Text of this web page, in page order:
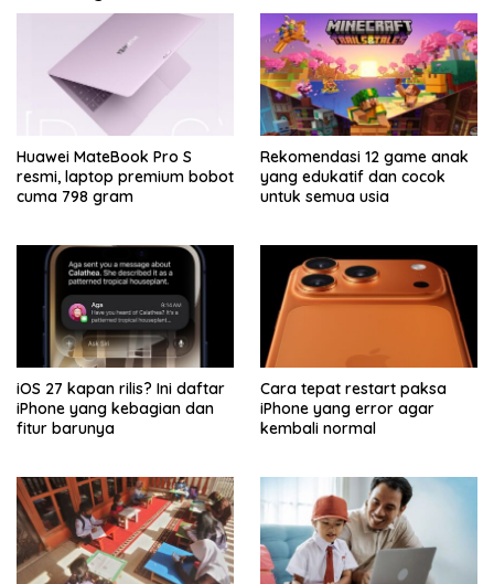
Huawei MateBook Pro S
resmi, laptop premium bobot
cuma 798 gram
Rekomendasi 12 game anak
yang edukatif dan cocok
untuk semua usia
iOS 27 kapan rilis? Ini daftar
iPhone yang kebagian dan
fitur barunya
Cara tepat restart paksa
iPhone yang error agar
kembali normal